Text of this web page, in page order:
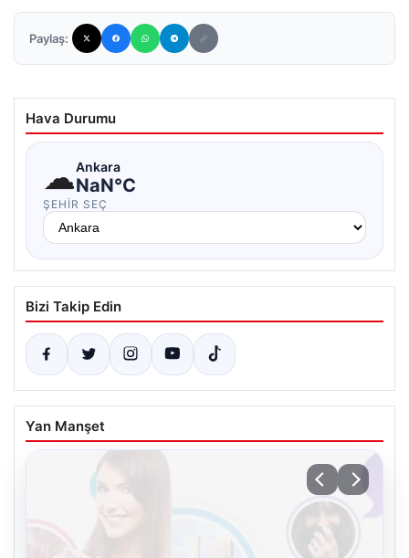
Paylaş:
Hava Durumu
☁Ankara
NaN°C
ŞEHIR SEÇ
Bizi Takip Edin
Yan Manşet